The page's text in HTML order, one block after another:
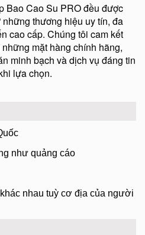
Bao Cao Su PRO đều được
thương hiệu uy tín, đa
cao cấp. Chúng tôi cam kết
mặt hàng chính hãng,
minh bạch và dịch vụ đáng tin
lựa chọn.
như quảng cáo
nhau tuỳ cơ địa của người